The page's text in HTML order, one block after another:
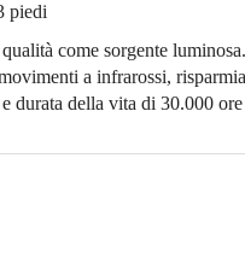
piedi
come sorgente
a infrarossi,
durata della vita di 30.000 ore